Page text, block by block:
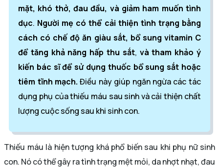
mặt, khó thở, đau đầu, và giảm ham muốn tình
dục. Người mẹ có thể cải thiện tình trạng bằng
cách có chế độ ăn giàu sắt, bổ sung vitamin C
để tăng khả năng hấp thu sắt, và tham khảo ý
kiến bác sĩ để sử dụng thuốc bổ sung sắt hoặc
tiêm tĩnh mạch. Điều này giúp ngăn ngừa các tác
dụng phụ của thiếu máu sau sinh và cải thiện chất
lượng cuộc sống sau khi sinh con.
Thiếu máu là hiện tượng khá phổ biến sau khi phụ nữ sinh
con. Nó có thể gây ra tình trạng mệt mỏi, da nhợt nhạt, đau